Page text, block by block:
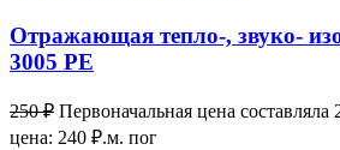
Отражающая тепло-, звуко-
3005 PE
250₽ Первоначальная цена составляла
цена: 240 ₽.м. пог